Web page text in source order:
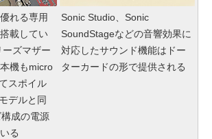
れる専用
載してい
ーズマザー
機もmicro
スポイル
デルと同
成の電源
る
Sonic Studio、Sonic
SoundStageなどの音響効果に
対応したサウンド機能はドー
ターカードの形で提供される